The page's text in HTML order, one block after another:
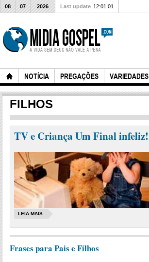
NOTÍCIA PREGAÇÕES VARIEDADES
08 07 2026 Last update 12:01:01
FILHOS
TV e Criança Um Final infeliz!
LEIA MAIS...
Frases para Pais e Filhos